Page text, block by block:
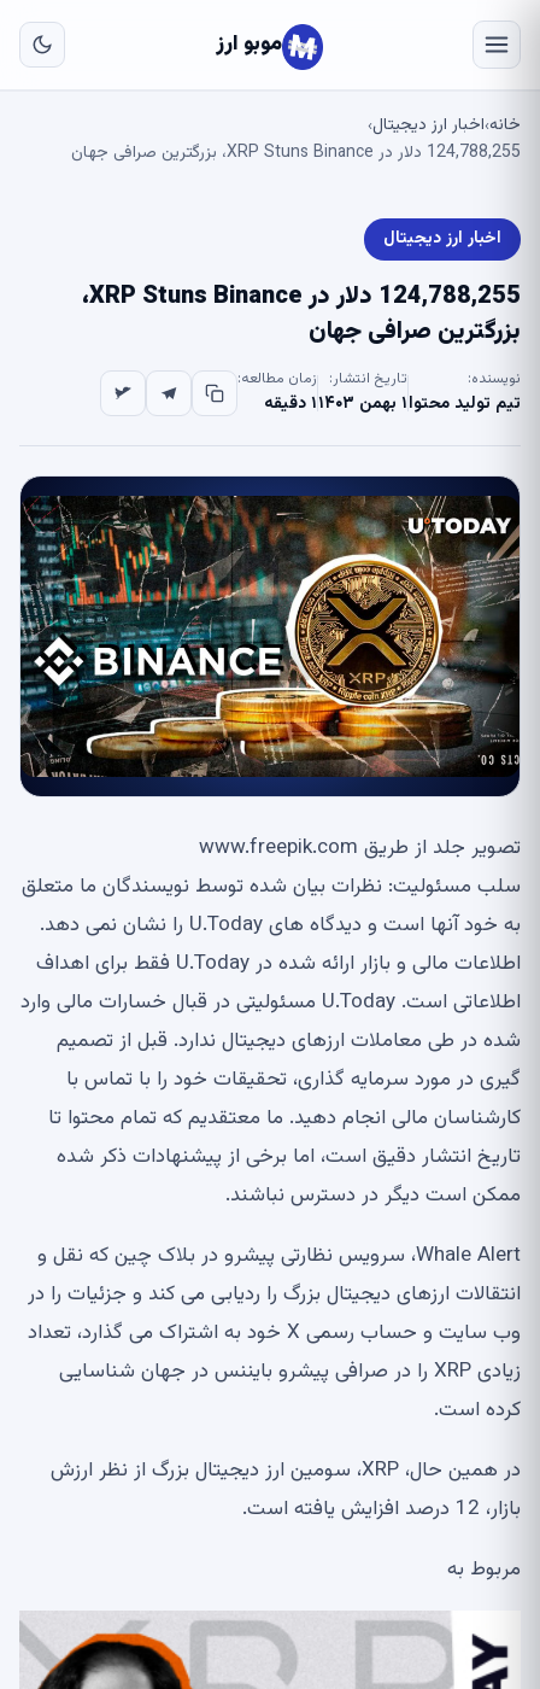
موبو ارز
خانه›اخبار ارز دیجیتال›
124,788,255 دلار در XRP Stuns Binance، بزرگترین صرافی جهان
اخبار ارز دیجیتال
124,788,255 دلار در XRP Stuns Binance،
بزرگترین صرافی جهان
نویسنده:
تیم تولید محتوا
تاریخ انتشار:
۱ بهمن ۱۴۰۳
زمان مطالعه:
۱ دقیقه
تصویر جلد از طریق www.freepik.com
سلب مسئولیت: نظرات بیان شده توسط نویسندگان ما متعلق
به خود آنها است و دیدگاه های U.Today را نشان نمی دهد.
اطلاعات مالی و بازار ارائه شده در U.Today فقط برای اهداف
اطلاعاتی است. U.Today مسئولیتی در قبال خسارات مالی وارد
شده در طی معاملات ارزهای دیجیتال ندارد. قبل از تصمیم
گیری در مورد سرمایه گذاری، تحقیقات خود را با تماس با
کارشناسان مالی انجام دهید. ما معتقدیم که تمام محتوا تا
تاریخ انتشار دقیق است، اما برخی از پیشنهادات ذکر شده
ممکن است دیگر در دسترس نباشند.
Whale Alert، سرویس نظارتی پیشرو در بلاک چین که نقل و
انتقالات ارزهای دیجیتال بزرگ را ردیابی می کند و جزئیات را در
وب سایت و حساب رسمی X خود به اشتراک می گذارد، تعداد
زیادی XRP را در صرافی پیشرو بایننس در جهان شناسایی
کرده است.
در همین حال، XRP، سومین ارز دیجیتال بزرگ از نظر ارزش
بازار، 12 درصد افزایش یافته است.
مربوط به